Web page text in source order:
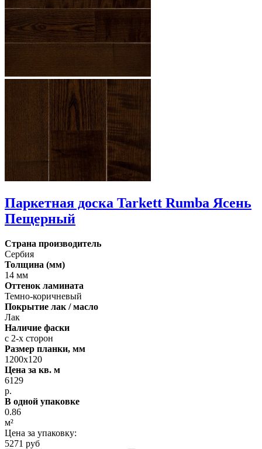
Паркетная доска Tarkett Rumba Ясень
Пещерный
Страна производитель
Сербия
Толщина (мм)
14 мм
Оттенок ламината
Темно-коричневый
Покрытие лак / масло
Лак
Наличие фаски
с 2-х сторон
Размер планки, мм
1200х120
Цена за кв. м
6129
р.
В одной упаковке
0.86
м²
Цена за упаковку:
5271 руб